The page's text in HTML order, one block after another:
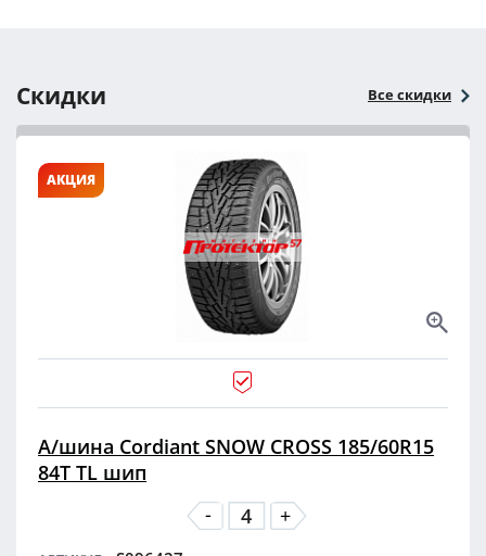
Скидки Все скидки
АКЦИЯ
А/шина Cordiant SNOW CROSS 185/60R15
84T TL шип
-
+